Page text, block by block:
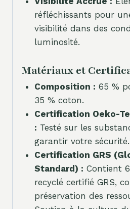
réfléchissants pour
visibilité dans des
luminosité.
Matériaux et
Composition : 65 %
35 % coton.
Certification Oeko-
: Testé sur les
garantir votre sécurité.
Certification GRS
Standard) : Contient
recyclé certifié GRS,
préservation des